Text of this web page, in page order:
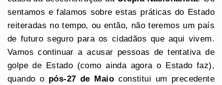
sentamos e falamos sobre estas práticas do Estado
reiteradas no tempo, ou então, não teremos um país
de futuro seguro para os cidadãos que aqui vivem.
Vamos continuar a acusar pessoas de tentativa de
golpe de Estado (como ainda agora o Estado faz),
quando o pós-27 de Maioconstitui um precedente